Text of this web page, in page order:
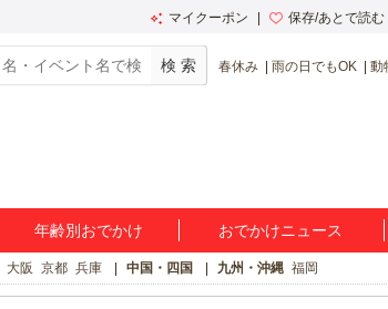
マイクーポン 保存/あとで読む
春休み 雨の日でもOK 動
年齢別おでかけ おでかけニュース
大阪 京都 兵庫 中国・四国 九州・沖縄 福岡